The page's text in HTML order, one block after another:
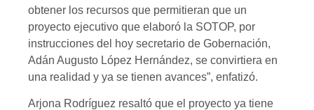
obtener los recursos que permitieran que un
proyecto ejecutivo que elaboró la SOTOP, por
instrucciones del hoy secretario de Gobernación,
Adán Augusto López Hernández, se convirtiera en
una realidad y ya se tienen avances”, enfatizó.
Arjona Rodríguez resaltó que el proyecto ya tiene